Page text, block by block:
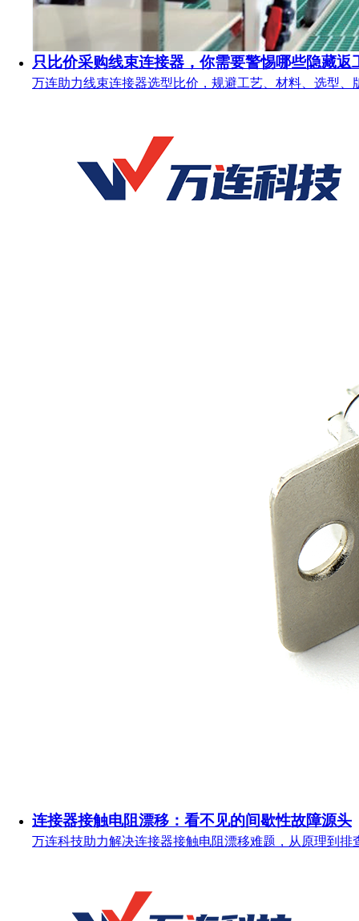
只比价采购线束连接器，你需要警惕哪些隐藏返
万连助力线束连接器选型比价，规避工艺、材料、选型、
连接器接触电阻漂移：看不见的间歇性故障源头
万连科技助力解决连接器接触电阻漂移难题，从原理到排